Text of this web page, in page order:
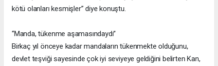
kötü olanları kesmişler” diye konuştu.
“Manda, tükenme aşamasındaydı”
Birkaç yıl önceye kadar mandaların tükenmekte olduğunu,
devlet teşviği sayesinde çok iyi seviyeye geldiğini belirten Kan,